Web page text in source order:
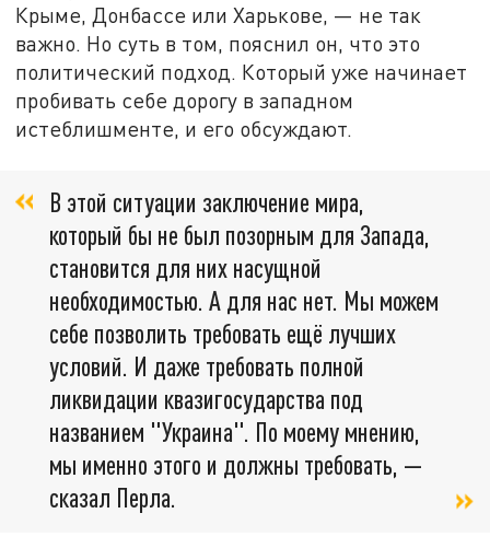
Крыме, Донбассе или Харькове, — не так
важно. Но суть в том, пояснил он, что это
политический подход. Который уже начинает
пробивать себе дорогу в западном
истеблишменте, и его обсуждают.
В этой ситуации заключение мира,
который бы не был позорным для Запада,
становится для них насущной
необходимостью. А для нас нет. Мы можем
себе позволить требовать ещё лучших
условий. И даже требовать полной
ликвидации квазигосударства под
названием "Украина". По моему мнению,
мы именно этого и должны требовать, —
сказал Перла.